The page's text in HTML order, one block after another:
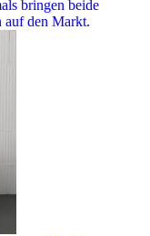
bringen beide
auf den Markt.